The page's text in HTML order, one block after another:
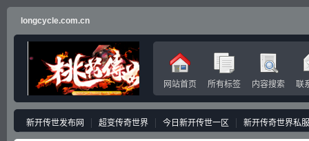
longcycle.com.cn
网站首页 所有标签 内容搜索 联
新开传世发布网 超变传奇世界 今日新开传世一区 新开传奇世界私服